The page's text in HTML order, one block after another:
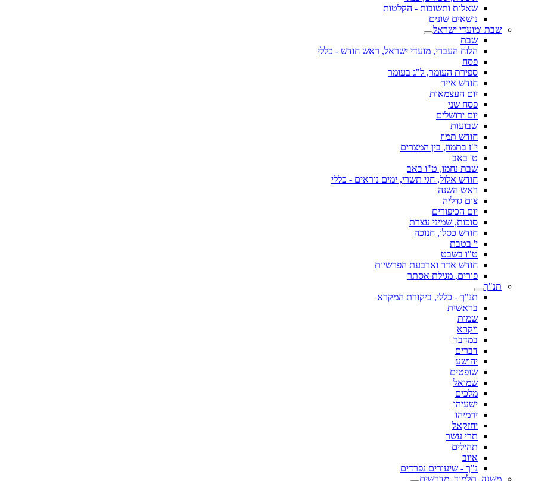
שאלות ותשובות - הקלטות
נושאים שונים
שבת ומועדי ישראל
שבת
הלוח העברי, מועדי ישראל, ראש חודש - כללי
פסח
ספירת העומר, ל"ג בעומר
חודש אייר
יום העצמאות
פסח שני
יום ירושלים
שבועות
חודש תמוז
י"ז בתמוז, בין המצרים
ט' באב
שבת נחמו, ט"ו באב
חודש אלול, חגי תשרי, ימים נוראים - כללי
ראש השנה
צום גדליה
יום הכיפורים
סוכות, שמיני עצרת
חודש כסלו, חנוכה
י' בטבת
ט"ו בשבט
חודש אדר וארבעת הפרשיות
פורים, מגילת אסתר
תנ"ך
תנ"ך - כללי, ביקורת המקרא
בראשית
שמות
ויקרא
במדבר
דברים
יהושע
שופטים
שמואל
מלכים
ישעיהו
ירמיהו
יחזקאל
תרי עשר
תהילים
איוב
נ"ך - שיעורים נפרדים
משנה, תלמוד, מדרשים